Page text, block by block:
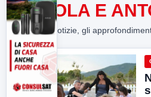
NICOLA E
Tutte le notizie, gli